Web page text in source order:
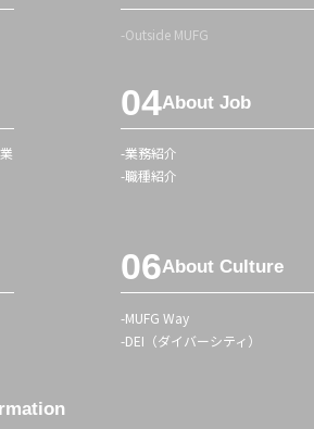
Outside MUFG
About Job
業務紹介
職種紹介
About Culture
MUFG Way
DEI（ダイバーシティ）